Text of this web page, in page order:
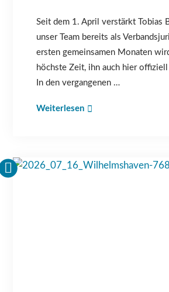
Seit dem 1. April verstärkt Tobias
unser Team bereits als
ersten gemeinsamen Monaten
höchste Zeit, ihn auch hier
In den vergangenen …
Weiterlesen